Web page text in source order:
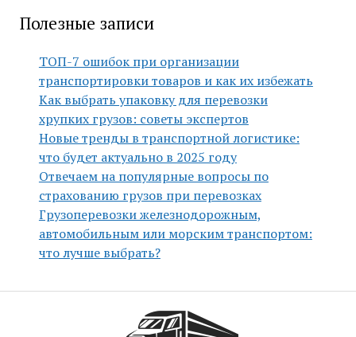
Полезные записи
ТОП-7 ошибок при организации
транспортировки товаров и как их избежать
Как выбрать упаковку для перевозки
хрупких грузов: советы экспертов
Новые тренды в транспортной логистике:
что будет актуально в 2025 году
Отвечаем на популярные вопросы по
страхованию грузов при перевозках
Грузоперевозки железнодорожным,
автомобильным или морским транспортом:
что лучше выбрать?